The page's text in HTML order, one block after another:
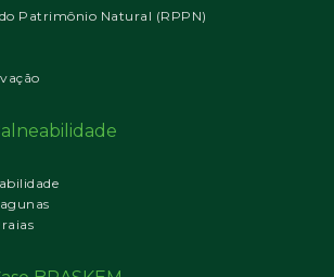
Patrimônio Natural (RPPN)